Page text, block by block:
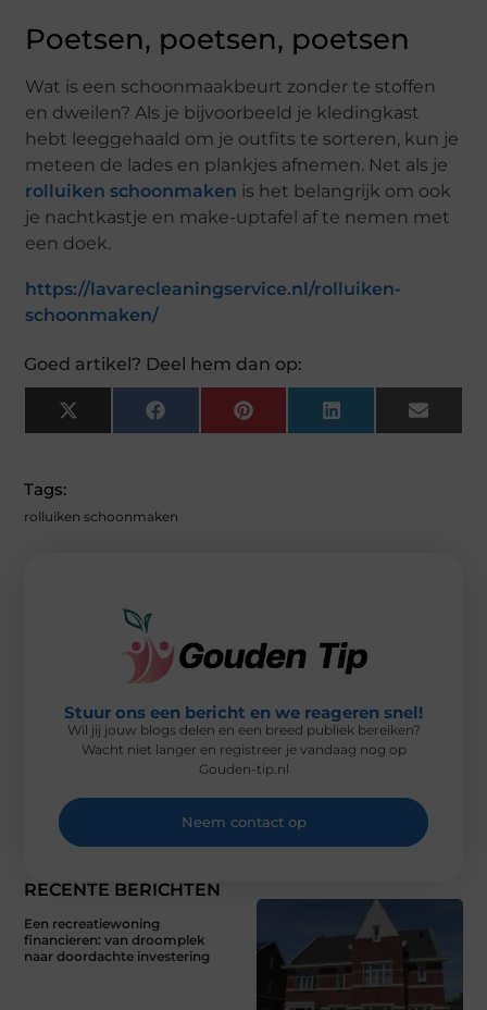
Poetsen, poetsen, poetsen
Wat is een schoonmaakbeurt zonder te stoffen
en dweilen? Als je bijvoorbeeld je kledingkast
hebt leeggehaald om je outfits te sorteren, kun je
meteen de lades en plankjes afnemen. Net als je
rolluiken schoonmaken is het belangrijk om ook
je nachtkastje en make-uptafel af te nemen met
een doek.
https://lavarecleaningservice.nl/rolluiken-
schoonmaken/
Goed artikel? Deel hem dan op:
X
(
E
F
A
K
P
I
L
I
E
M
Tags:
rolluiken schoonmaken
RECENTE BERICHTEN
Een recreatiewoning
financieren: van droomplek
naar doordachte investering
Stuur ons een bericht en we reageren snel!
Wil jij jouw blogs delen en een breed publiek bereiken?
Wacht niet langer en registreer je vandaag nog op
Gouden-tip.nl
Neem contact op